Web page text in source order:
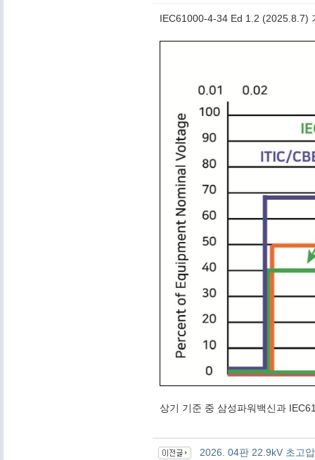
IEC61000-4-34 Ed 1.2 (2025.8.7)
상기 기준 중 삼성파워백신과
2026. 04판 22.9kV 초고